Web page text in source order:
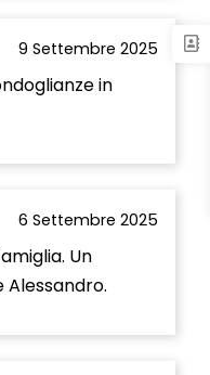
9 Settembre 2025
in
6 Settembre 2025
Un